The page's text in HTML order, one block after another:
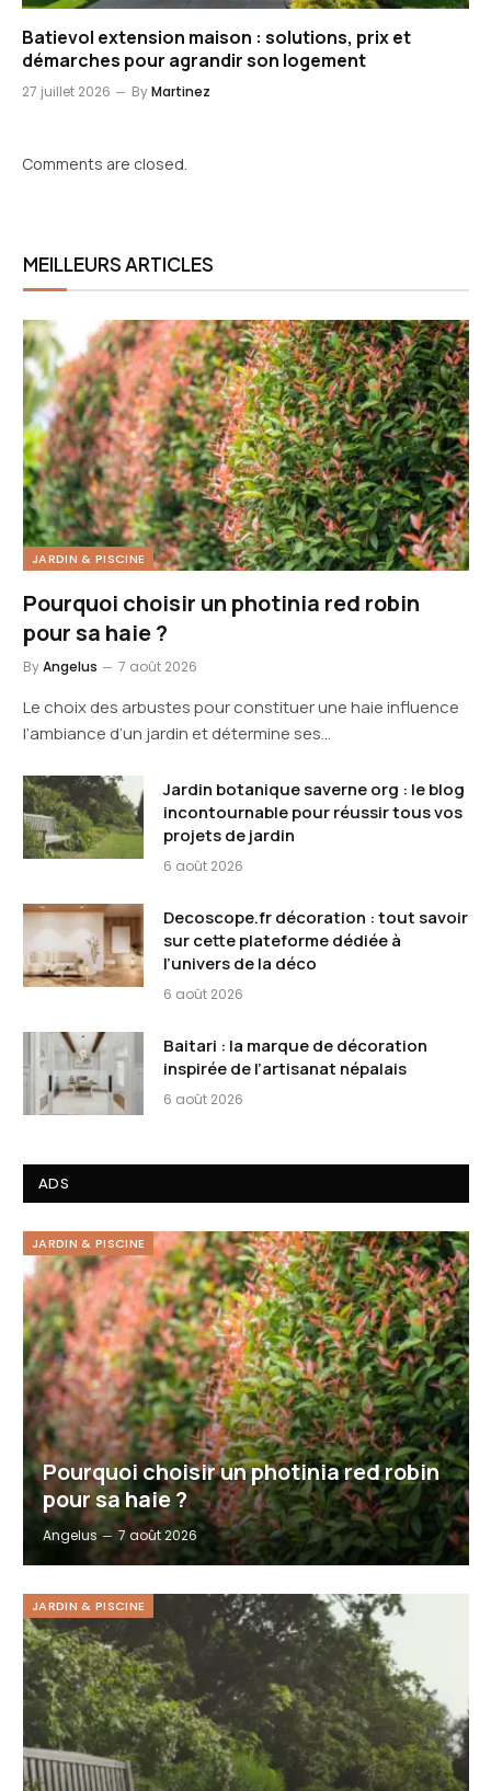
Batievol extension maison : solutions, prix et
démarches pour agrandir son logement
27 juillet 2026 ByMartinez
Comments are closed.
MEILLEURS ARTICLES
JARDIN & PISCINE
Pourquoi choisir un photinia red robin
pour sa haie ?
ByAngelus 7 août 2026
Le choix des arbustes pour constituer une haie influence
l’ambiance d’un jardin et détermine ses…
Jardin botanique saverne org : le blog
incontournable pour réussir tous vos
projets de jardin
6 août 2026
Decoscope.fr décoration : tout savoir
sur cette plateforme dédiée à
l’univers de la déco
6 août 2026
Baitari : la marque de décoration
inspirée de l’artisanat népalais
6 août 2026
ADS
JARDIN & PISCINE
Pourquoi choisir un photinia red robin
pour sa haie ?
Angelus 7 août 2026
JARDIN & PISCINE